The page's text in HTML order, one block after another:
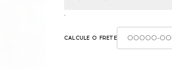
,
CALCULE O FRETE